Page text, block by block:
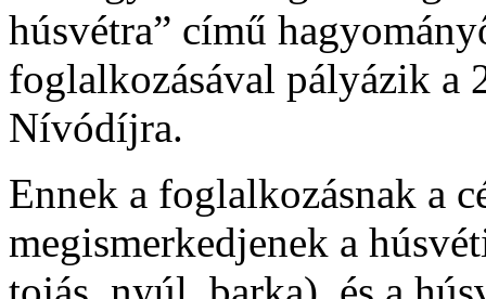
húsvétra” című
foglalkozásával pályázik a
Nívódíjra.
Ennek a foglalkozásnak a
megismerkedjenek a